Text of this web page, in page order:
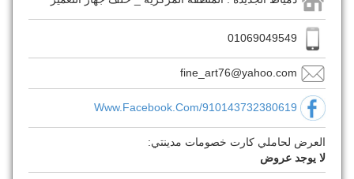
fine_art76@yahoo.com
Www.facebook.com/910143732380619
العرض لحاملي كارت خصومات مدينتي:
لا يوجد عروض